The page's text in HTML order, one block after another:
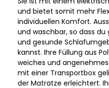
und bietet somit mehr
individuellen Komfort.
und waschbar, so dass
und gesunde
kannst. Ihre Füllung aus
weiches und
mit einer Transportbox
der Matratze erleichtert.